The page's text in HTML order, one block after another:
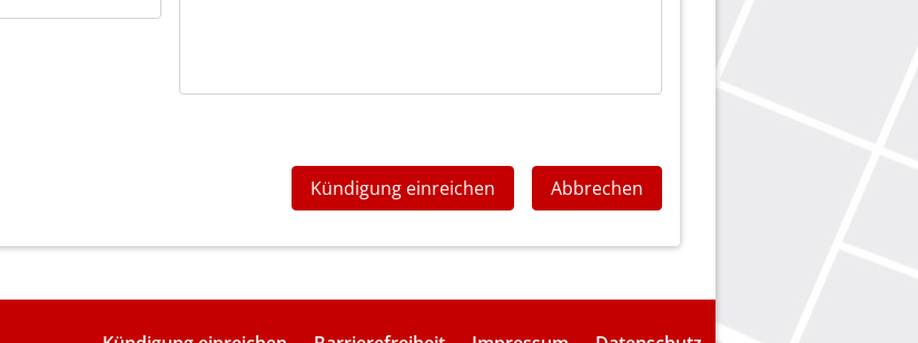
Kündigung einreichen Abbrechen